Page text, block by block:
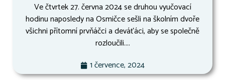
Ve čtvrtek 27. června 2024 se druhou vyučovací
hodinu naposledy na Osmičce sešli na školním dvoře
všichni přítomní prvňáčci a deváťáci, aby se společně
rozloučili....
1 července, 2024